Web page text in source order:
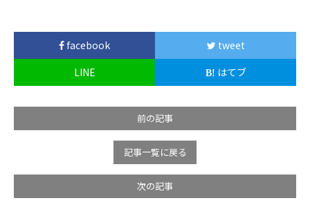
facebook
tweet
LINE
はてブ
前の記事
記事一覧に戻る
次の記事